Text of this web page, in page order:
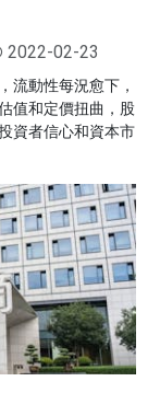
2022-02-23
流動性每況愈下，
值和定價扭曲，股
資者信心和資本市